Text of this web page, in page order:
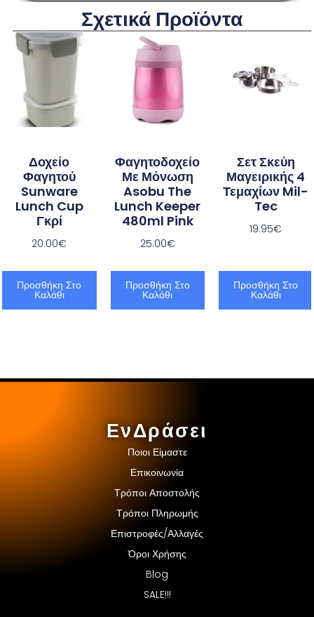
Σχετικά Προϊόντα
Δοχείο
Φαγητού
Sunware
Lunch Cup
Γκρί
20.00€
Προσθήκη Στο
Καλάθι
Φαγητοδοχείο
Με Μόνωση
Asobu The
Lunch Keeper
480ml Pink
25.00€
Προσθήκη Στο
Καλάθι
Σετ Σκεύη
Μαγειρικής 4
Τεμαχίων Mil-
Tec
19.95€
Προσθήκη Στο
Καλάθι
ΕνΔράσει
Ποιοι Είμαστε
Επικοινωνία
Τρόποι Αποστολής
Τρόποι Πληρωμής
Επιστροφές/Αλλαγές
Όροι Χρήσης
Blog
SALE!!!